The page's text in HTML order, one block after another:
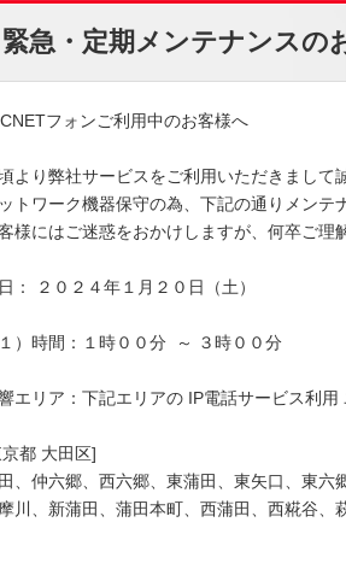
緊急・定期メンテナンスの
フォンご利用中のお客様へ
より弊社サービスをご利用いただきまして
トワーク機器保守の為、下記の通りメンテ
様にはご迷惑をおかけしますが、何卒ご理
： ２０２４年１月２０日（土）
１）時間：１時００分  ～ ３時００分
エリア：下記エリアの IP電話サービス利用
都 大田区]
、仲六郷、西六郷、東蒲田、東矢口、東六
川、新蒲田、蒲田本町、西蒲田、西糀谷、